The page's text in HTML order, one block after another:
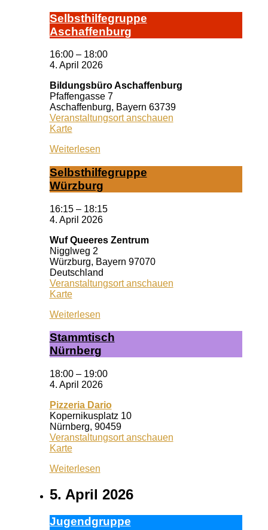
Selbst­hil­fe­grup­pe
A­schaf­fen­burg
16:00 – 18:00
4. April 2026
Bildungsbüro Aschaffenburg
Pfaffengasse 7
Aschaffenburg, Bayern 63739
Veranstaltungsort anschauen
KarteBildungsbüro
Weiterlesen
Selbst­hil­fe­grup­pe
Würz­burg
16:15 – 18:15
4. April 2026
Wuf Queeres Zentrum
Nigglweg 2
Würzburg, Bayern 97070
Deutschland
Veranstaltungsort anschauen
KarteWuf
Zentrum
Weiterlesen
Stamm­tisch
Nürn­berg
18:00 – 19:00
4. April 2026
Pizzeria Dario
Kopernikusplatz 10
Nürnberg, 90459
Veranstaltungsort anschauen
KartePizzeria
Weiterlesen
5. April 2026
Ju­gend­grup­pe